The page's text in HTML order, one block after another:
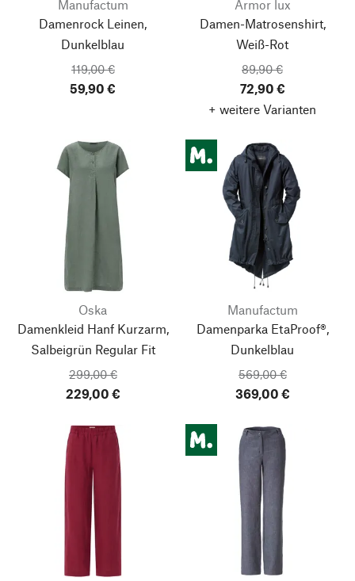
Manufactum
Damenrock Leinen,
Dunkelblau
119,00 €
59,90 €
Armor lux
Damen-Matrosenshirt,
Weiß-Rot
89,90 €
72,90 €
+ weitere Varianten
Oska
Damenkleid Hanf Kurzarm,
Salbeigrün Regular Fit
299,00 €
229,00 €
Manufactum
Damenparka EtaProof®,
Dunkelblau
569,00 €
369,00 €